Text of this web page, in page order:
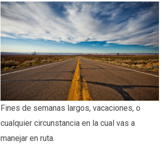
Fines de semanas largos, vacaciones, o
cualquier circunstancia en la cual vas a
manejar en ruta.